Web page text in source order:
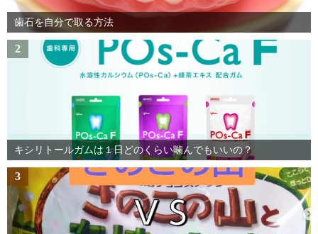
歯石を自分で取る方法
2
キシリトールガムは１日どのくらい噛んでもいいの？
3